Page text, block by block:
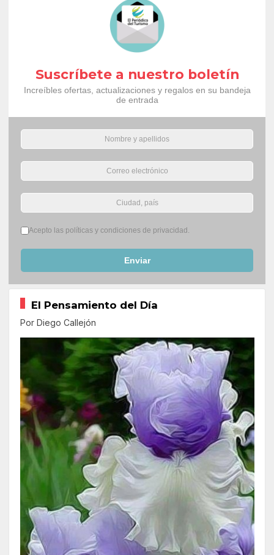
Suscríbete a nuestro boletín
Increíbles ofertas, actualizaciones y regalos en su bandeja
de entrada
Términos del servicio*
Acepto las políticas y condiciones de privacidad.
Enviar
El Pensamiento del Día
Por Diego Callejón